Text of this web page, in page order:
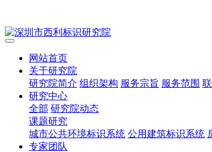
网站首页
关于研究院
研究院简介 组织架构 服务宗旨 服务范围
研究中心
全部 研究院动态
课题研究
城市公共环境标识系统 公用建筑标识系统
专家团队